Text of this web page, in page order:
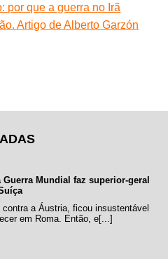
por que a guerra no Irã
Artigo de Alberto Garzón
Guerra Mundial faz superior-geral
a Áustria, ficou insustentável
em Roma. Então, e[...]